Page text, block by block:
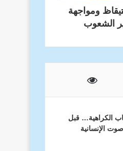
ومواجهة
الشعوب
الكراهية… قبل
الإنسانية